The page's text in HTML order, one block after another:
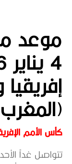
موعد
إفريقيا
كأس الأمم